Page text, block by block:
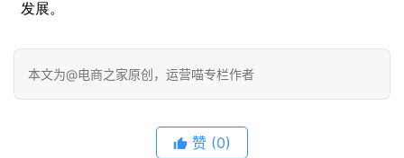
发展。
本文为@电商之家原创，运营喵专栏作者
赞 (0)